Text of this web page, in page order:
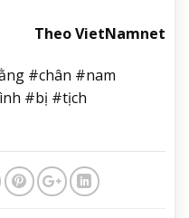
Theo VietNamnet
#chân #nam
#bị #tịch